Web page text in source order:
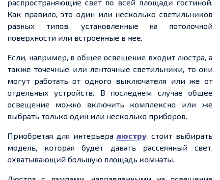
распространяющие свет по всей площади гостиной.
Как правило, это один или несколько светильников
разных типов, установленные на потолочной
поверхности или встроенные в нее.
Если, например, в общее освещение входит люстра, а
также точечные или ленточные светильники, то они
могут работать от одного выключателя или же от
отдельных устройств. В последнем случае общее
освещение можно включить комплексно или же
выбрать только один или несколько приборов.
Приобретая для интерьералюстру, стоит выбирать
модель, которая будет давать рассеянный свет,
охватывающий большую площадь комнаты.